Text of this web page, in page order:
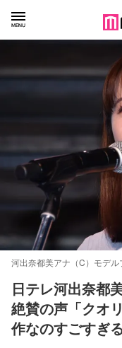
河出奈都美アナ（C）モデル
日テレ河出奈都
絶賛の声「クオ
作なのすごすぎる